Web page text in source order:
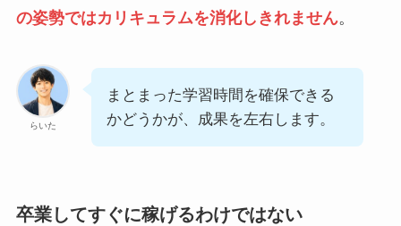
の姿勢ではカリキュラムを消化しきれません。
らいた
まとまった学習時間を確保できる
かどうかが、成果を左右します。
卒業してすぐに稼げるわけではない